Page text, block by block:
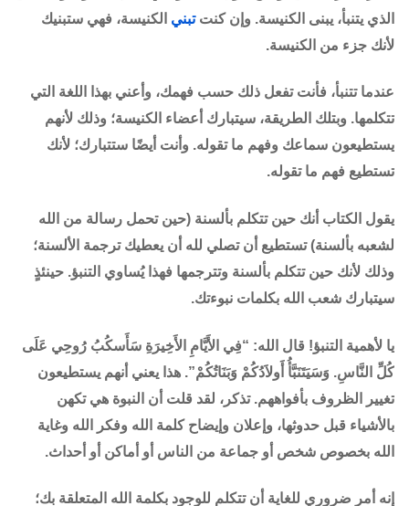
الذي يتنبأ، يبنى الكنيسة. وإن كنتتبني الكنيسة، فهي ستبنيك
لأنك جزء من الكنيسة.
عندما تتنبأ، فأنت تفعل ذلك حسب فهمك، وأعني بهذا اللغة التي
تتكلمها. وبتلك الطريقة، سيتبارك أعضاء الكنيسة؛ وذلك لأنهم
يستطيعون سماعك وفهم ما تقوله. وأنت أيضًا ستتبارك؛ لأنك
تستطيع فهم ما تقوله.
يقول الكتاب أنك حين تتكلم بألسنة (حين تحمل رسالة من الله
لشعبه بألسنة) تستطيع أن تصلي لله أن يعطيك ترجمة الألسنة؛
وذلك لأنك حين تتكلم بألسنة وتترجمها فهذا يُساوي التنبؤ. حينئذٍ
سيتبارك شعب الله بكلمات نبوءتك.
يا لأهمية التنبؤ! قال الله: “فِي الأَيَّامِ الأَخِيرَةِ سَأَسكُبُ رُوحِي عَلَى
كُلِّ النَّاسِ. وَسَيَتَنَبَّأُ أَولاَدُكُمْ وَبَنَاتُكُمْ”. هذا يعني أنهم يستطيعون
تغيير الظروف بأفواههم. تذكر، لقد قلت أن النبوة هي تكهن
بالأشياء قبل حدوثها، وإعلان وإيضاح كلمة الله وفكر الله وغاية
الله بخصوص شخص أو جماعة من الناس أو أماكن أو أحداث.
إنه أمر ضروري للغاية أن تتكلم للوجود بكلمة الله المتعلقة بك؛